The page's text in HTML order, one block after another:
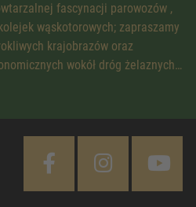
fascynacji parowozów ,
wąskotorowych; zapraszamy
krajobrazów oraz
wokół dróg żelaznych…